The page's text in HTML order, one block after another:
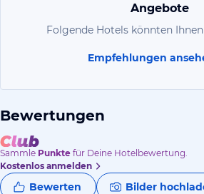
Angebote
Folgende Hotels könnten
Empfehlungen
Bewertungen
Sammle Punkte für Deine Hotelbewertung.
Kostenlos anmelden
Bewerten Bilder